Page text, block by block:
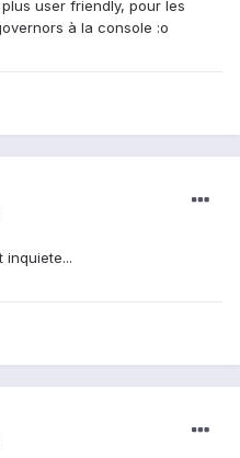
user friendly, pour les
à la console :o
inquiete...